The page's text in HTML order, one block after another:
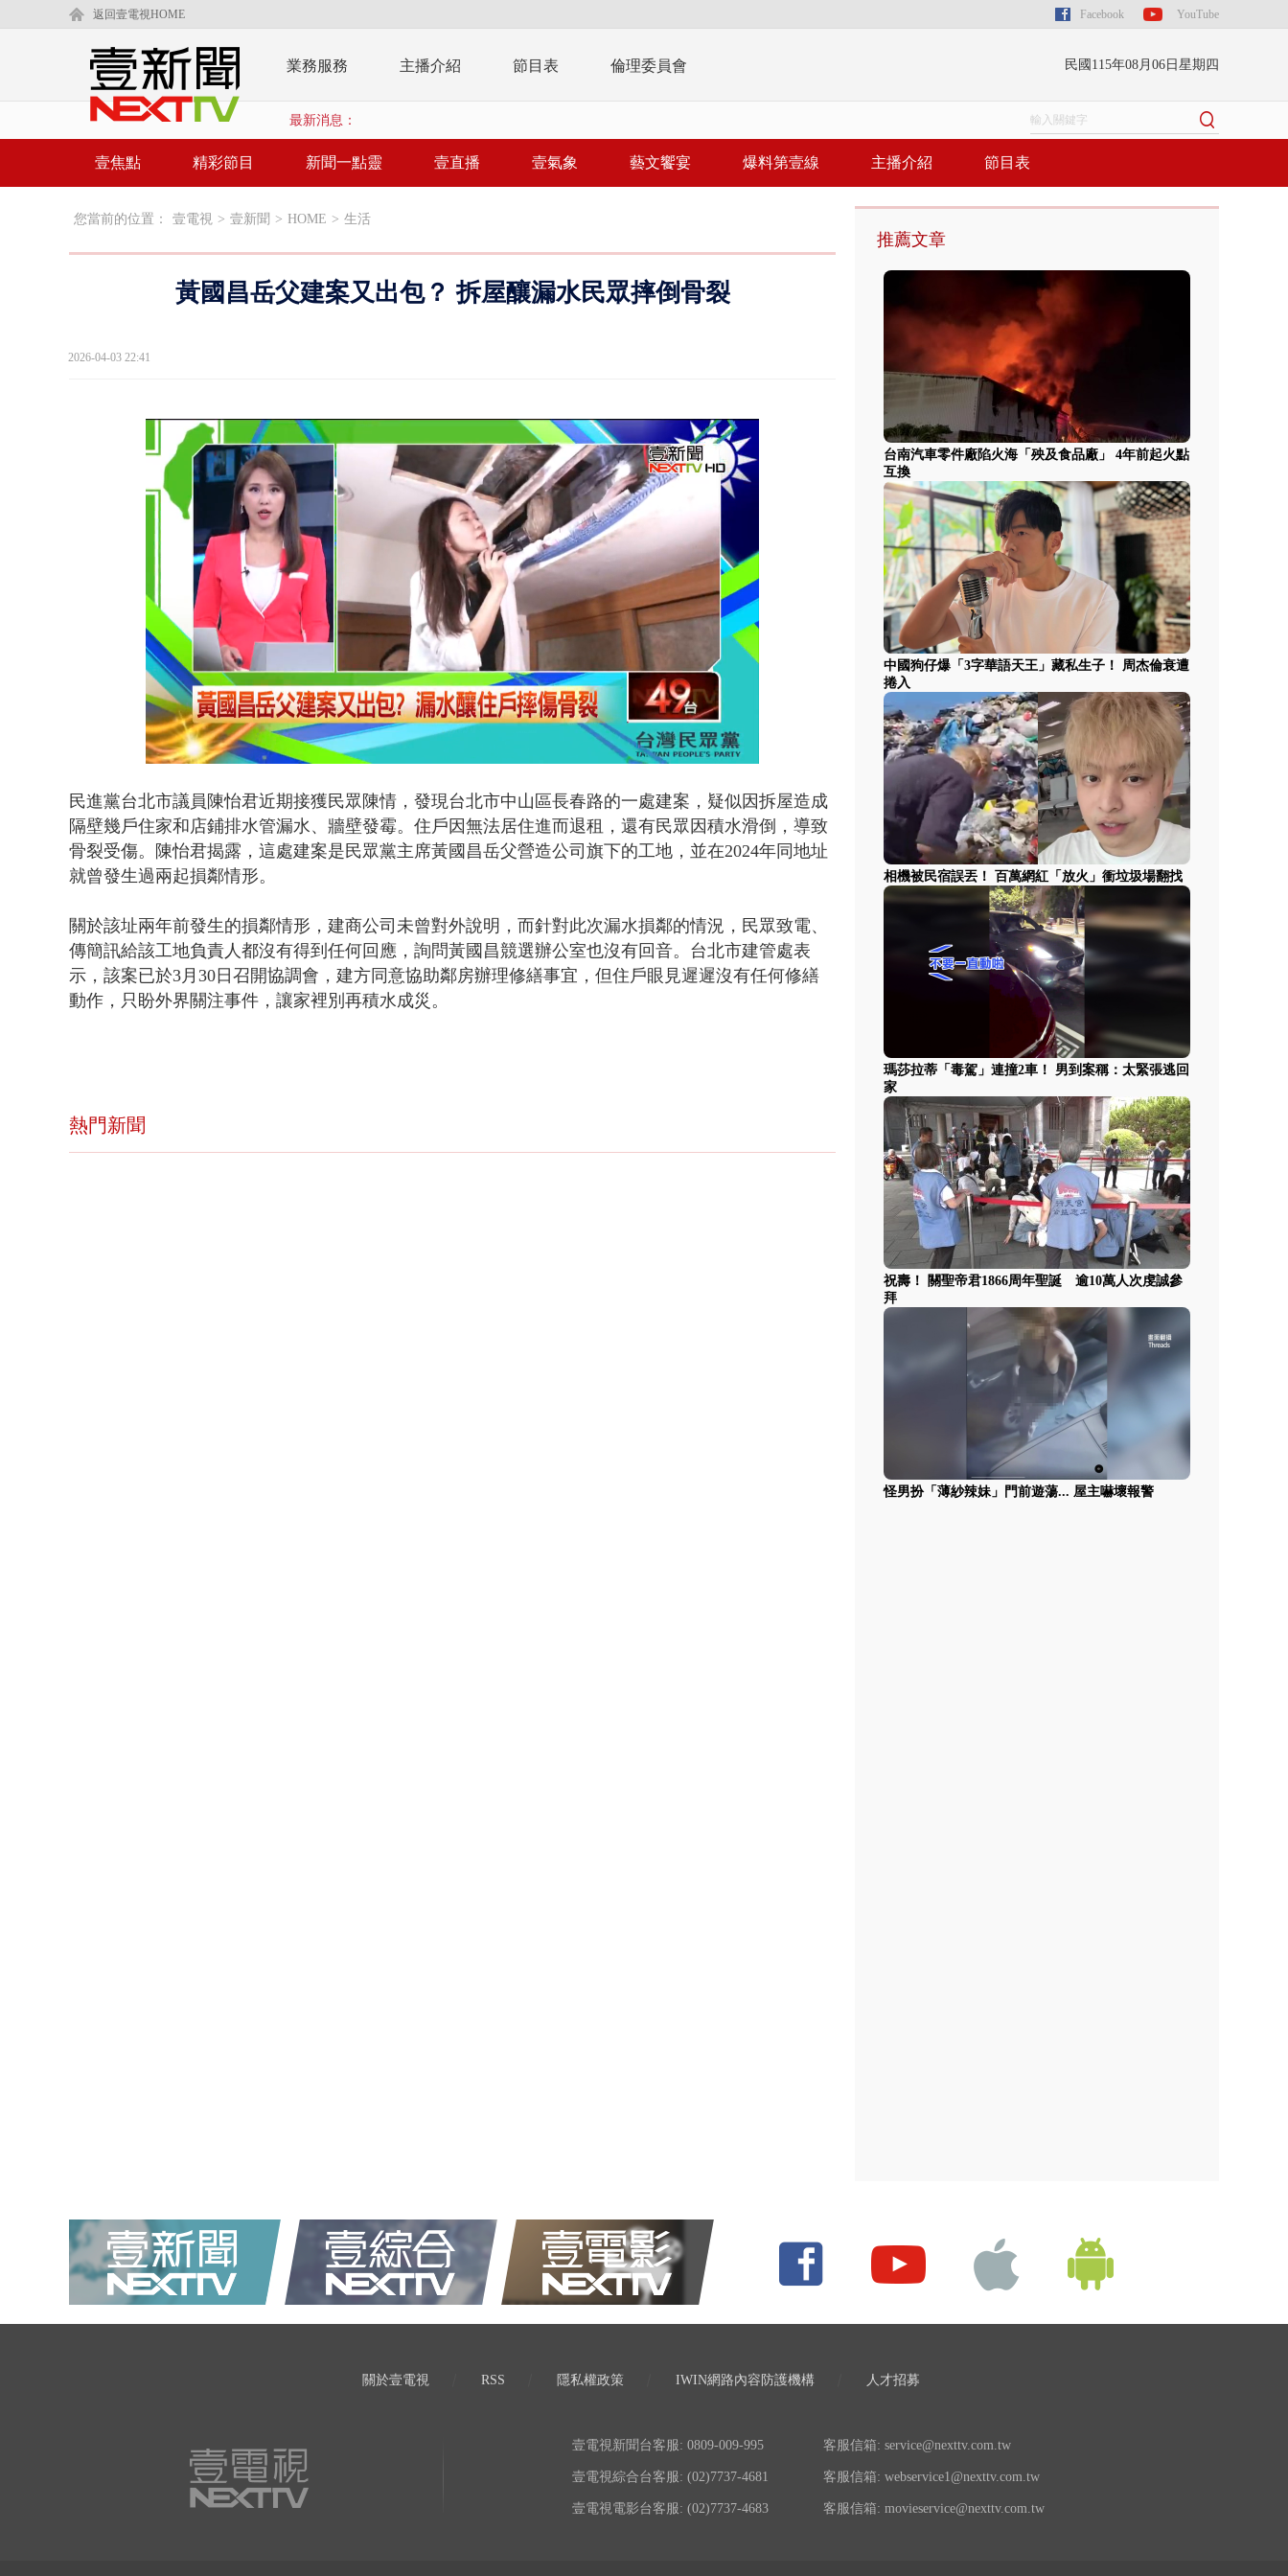
返回壹電視HOME Facebook YouTube
業務服務 主播介紹 節目表 倫理委員會 民國115年08月06日星期四
最新消息：
壹焦點 精彩節目 新聞一點靈 壹直播 壹氣象 藝文饗宴 爆料第壹線 主播介紹 節目表
您當前的位置： 壹電視 > 壹新聞 > HOME > 生活
黃國昌岳父建案又出包？ 拆屋釀漏水民眾摔倒骨裂
2026-04-03 22:41
Unmute Loaded:
34.76%
民進黨台北市議員陳怡君近期接獲民眾陳情，發現台北市中山區長春路的一處建案，疑似因拆屋造成
隔壁幾戶住家和店鋪排水管漏水、牆壁發霉。住戶因無法居住進而退租，還有民眾因積水滑倒，導致
骨裂受傷。陳怡君揭露，這處建案是民眾黨主席黃國昌岳父營造公司旗下的工地，並在2024年同地址
就曾發生過兩起損鄰情形。
關於該址兩年前發生的損鄰情形，建商公司未曾對外說明，而針對此次漏水損鄰的情況，民眾致電、
傳簡訊給該工地負責人都沒有得到任何回應，詢問黃國昌競選辦公室也沒有回音。台北市建管處表
示，該案已於3月30日召開協調會，建方同意協助鄰房辦理修繕事宜，但住戶眼見遲遲沒有任何修繕
動作，只盼外界關注事件，讓家裡別再積水成災。
熱門新聞
推薦文章
台南汽車零件廠陷火海「殃及食品廠」 4年前起火點
互換
中國狗仔爆「3字華語天王」藏私生子！ 周杰倫衰遭
捲入
相機被民宿誤丟！ 百萬網紅「放火」衝垃圾場翻找
瑪莎拉蒂「毒駕」連撞2車！ 男到案稱：太緊張逃回
家
祝壽！ 關聖帝君1866周年聖誕 逾10萬人次虔誠參
拜
怪男扮「薄紗辣妹」門前遊蕩... 屋主嚇壞報警
關於壹電視 RSS 隱私權政策 IWIN網路內容防護機構 人才招募
壹電視新聞台客服: 0809-009-995 客服信箱: service@nexttv.com.tw
壹電視綜合台客服: (02)7737-4681 客服信箱: webservice1@nexttv.com.tw
壹電視電影台客服: (02)7737-4683 客服信箱: movieservice@nexttv.com.tw